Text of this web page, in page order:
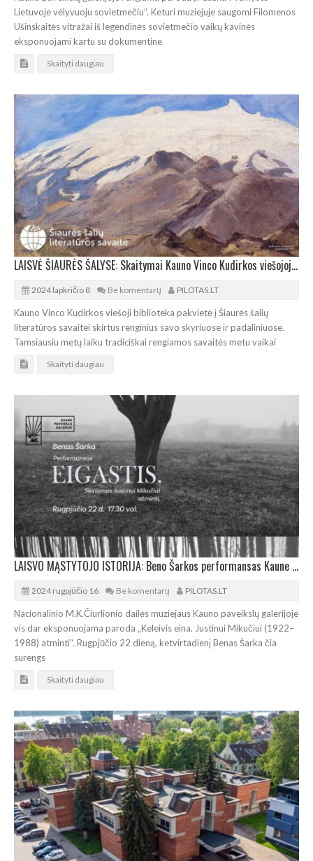
Lietuvoje vėlyvuoju sovietmečiu“. Keturi muziejuje saugomi Filomenos
Ušinskaitės vitražai iš legendinės sovietmečio vaikų kavinės
eksponuojami kartu su dokumentine
Skaityti daugiau
LAISVĖ ŠIAURĖS ŠALYSE: Skaitymai Kauno Vinco Kudirkos viešojoje bibliotekoje
2024 lapkričio 8 Be komentarų PILOTAS.LT
Kauno Vinco Kudirkos viešoji biblioteka pakvietė į Šiaurės šalių
literatūros savaitei skirtus renginius savo skyriuose ir padaliniuose.
Tamsiausiu metų laiku tradiciškai rengiamos savaitės metu vaikai
Skaityti daugiau
LAISVO MĄSTYTOJO ISTORIJA: Beno Šarkos performansas Kaune Justinui Mikučiui atminti
2024 rugpjūčio 16 Be komentarų PILOTAS.LT
Nacionalinio M.K.Čiurlionio dailės muziejaus Kauno paveikslų galerijoje
vis dar eksponuojama paroda „Keleivis eina. Justinui Mikučiui (1922–
1988) atminti“. Rugpjūčio 22 dieną, ketvirtadienį Benas Šarka čia
surengs
Skaityti daugiau